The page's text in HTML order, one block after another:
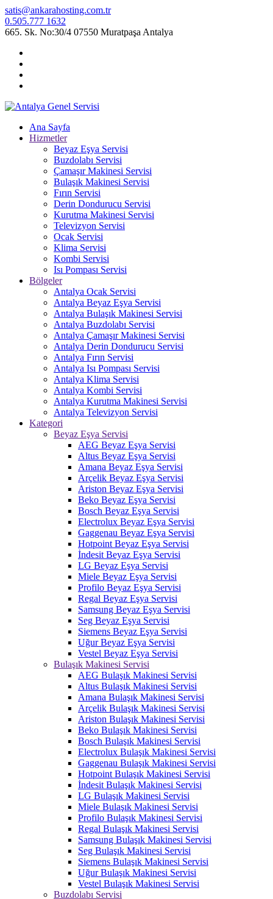
satis@ankarahosting.com.tr
0.505.777 1632
665. Sk. No:30/4 07550 Muratpaşa Antalya
Ana Sayfa
Hizmetler
Beyaz Eşya Servisi
Buzdolabı Servisi
Çamaşır Makinesi Servisi
Bulaşık Makinesi Servisi
Fırın Servisi
Derin Dondurucu Servisi
Kurutma Makinesi Servisi
Televizyon Servisi
Ocak Servisi
Klima Servisi
Kombi Servisi
Isı Pompası Servisi
Bölgeler
Antalya Ocak Servisi
Antalya Beyaz Eşya Servisi
Antalya Bulaşık Makinesi Servisi
Antalya Buzdolabı Servisi
Antalya Çamaşır Makinesi Servisi
Antalya Derin Dondurucu Servisi
Antalya Fırın Servisi
Antalya Isı Pompası Servisi
Antalya Klima Servisi
Antalya Kombi Servisi
Antalya Kurutma Makinesi Servisi
Antalya Televizyon Servisi
Kategori
Beyaz Eşya Servisi
AEG Beyaz Eşya Servisi
Altus Beyaz Eşya Servisi
Amana Beyaz Eşya Servisi
Arçelik Beyaz Eşya Servisi
Ariston Beyaz Eşya Servisi
Beko Beyaz Eşya Servisi
Bosch Beyaz Eşya Servisi
Electrolux Beyaz Eşya Servisi
Gaggenau Beyaz Eşya Servisi
Hotpoint Beyaz Eşya Servisi
İndesit Beyaz Eşya Servisi
LG Beyaz Eşya Servisi
Miele Beyaz Eşya Servisi
Profilo Beyaz Eşya Servisi
Regal Beyaz Eşya Servisi
Samsung Beyaz Eşya Servisi
Seg Beyaz Eşya Servisi
Siemens Beyaz Eşya Servisi
Uğur Beyaz Eşya Servisi
Vestel Beyaz Eşya Servisi
Bulaşık Makinesi Servisi
AEG Bulaşık Makinesi Servisi
Altus Bulaşık Makinesi Servisi
Amana Bulaşık Makinesi Servisi
Arçelik Bulaşık Makinesi Servisi
Ariston Bulaşık Makinesi Servisi
Beko Bulaşık Makinesi Servisi
Bosch Bulaşık Makinesi Servisi
Electrolux Bulaşık Makinesi Servisi
Gaggenau Bulaşık Makinesi Servisi
Hotpoint Bulaşık Makinesi Servisi
İndesit Bulaşık Makinesi Servisi
LG Bulaşık Makinesi Servisi
Miele Bulaşık Makinesi Servisi
Profilo Bulaşık Makinesi Servisi
Regal Bulaşık Makinesi Servisi
Samsung Bulaşık Makinesi Servisi
Seg Bulaşık Makinesi Servisi
Siemens Bulaşık Makinesi Servisi
Uğur Bulaşık Makinesi Servisi
Vestel Bulaşık Makinesi Servisi
Buzdolabı Servisi